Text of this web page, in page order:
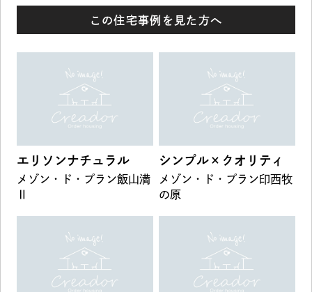
この住宅事例を見た方へ
エリソンナチュラル
メゾン・ド・プラン飯山満
Ⅱ
シンプル×クオリティ
メゾン・ド・プラン印西牧
の原